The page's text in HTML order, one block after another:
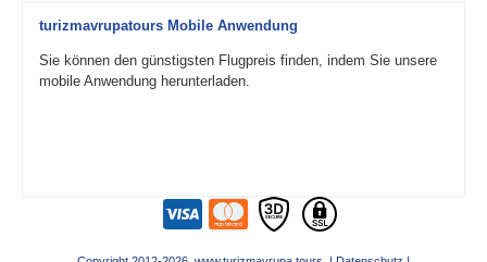
turizmavrupatours Mobile Anwendung
Sie können den günstigsten Flugpreis finden, indem Sie unsere
mobile Anwendung herunterladen.